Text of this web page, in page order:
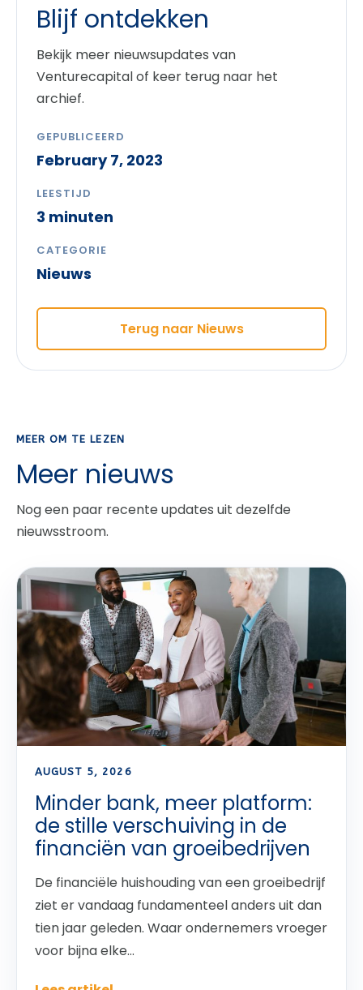
Blijf ontdekken
Bekijk meer nieuwsupdates van
Venturecapital of keer terug naar het
archief.
GEPUBLICEERD
February 7, 2023
LEESTIJD
3 minuten
CATEGORIE
Nieuws
Terug naar Nieuws
MEER OM TE LEZEN
Meer nieuws
Nog een paar recente updates uit dezelfde
nieuwsstroom.
AUGUST 5, 2026
Minder bank, meer platform:
de stille verschuiving in de
financiën van groeibedrijven
De financiële huishouding van een groeibedrijf
ziet er vandaag fundamenteel anders uit dan
tien jaar geleden. Waar ondernemers vroeger
voor bijna elke...